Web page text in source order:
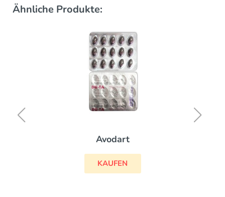
Ähnliche Produkte:
Avodart
KAUFEN